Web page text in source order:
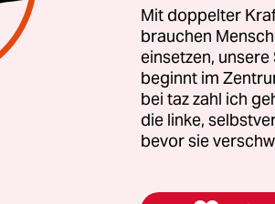
„Wenn herauskommt, dass
das unterstützen.“
der Grünen will
Osteuropaexpertin
in die Ukraine. Der
Mit doppelter
brauchen
einsetzen,
beginnt im
bei taz zahl ich
die linke,
bevor sie